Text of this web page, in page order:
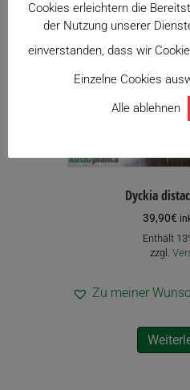
Dyckia
39,90€
Enthält
zzgl.
Zu meiner
Cookies erleichtern die
der Nutzung unserer
einverstanden, dass wir
Einzelne Cookies
Alle ablehnen